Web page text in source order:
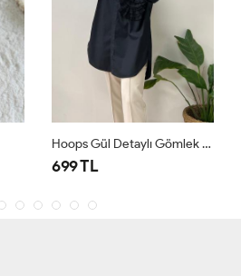
Hoops Gül Detaylı Gömlek Siyah
699 TL